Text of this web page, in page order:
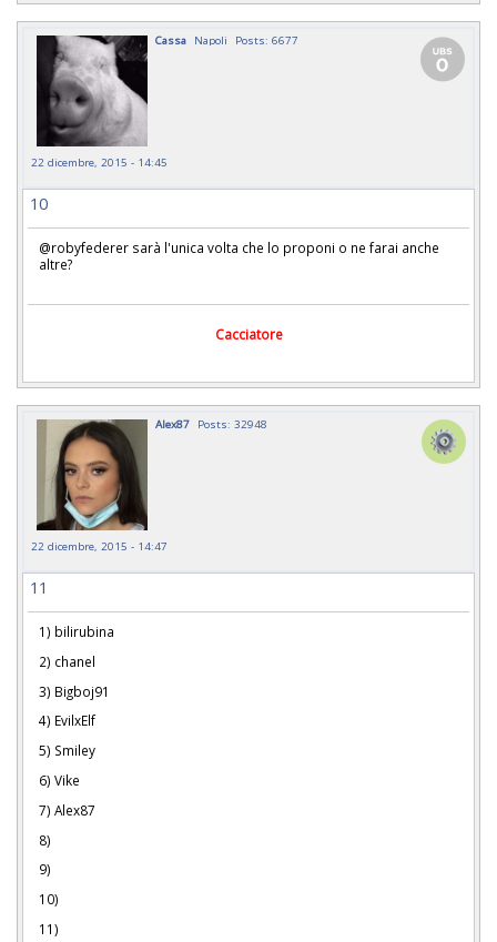
Cassa Napoli Posts: 6677
22 dicembre, 2015 - 14:45
10
@robyfederer sarà l'unica volta che lo proponi o ne farai anche
altre?
Cacciatore
Alex87 Posts: 32948
22 dicembre, 2015 - 14:47
11
1) bilirubina
2) chanel
3) Bigboj91
4) EvilxElf
5) Smiley
6) Vike
7) Alex87
8)
9)
10)
11)